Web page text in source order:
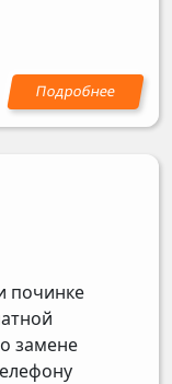
починке
замене